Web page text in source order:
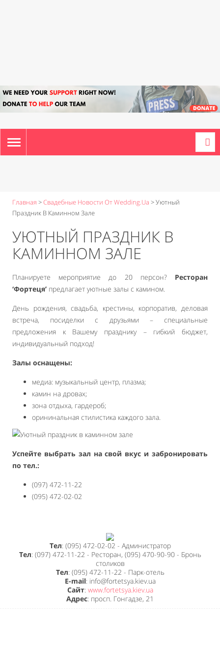
TOGGLE
NAVIGATION
Главная >Свадебные Новости От Wedding.ua >Уютный
Праздник В Каминном Зале
УЮТНЫЙ ПРАЗДНИК В
КАМИННОМ ЗАЛЕ
Планируете мероприятие до 20 персон? Ресторан
‘Фортеця’ предлагает уютные залы с камином.
День рождения, свадьба, крестины, корпоратив, деловая
встреча, посиделки с друзьями – специальные
предложения к Вашему празднику – гибкий бюджет,
индивидуальный подход!
Залы оснащены:
медиа: музыкальный центр, плазма;
камин на дровах;
зона отдыха, гардероб;
орининальная стилистика каждого зала.
Успейте выбрать зал на свой вкус и забронировать
по тел.:
(097) 472-11-22
(095) 472-02-02
Тел: (095) 472-02-02 - Администратор
Тел: (097) 472-11-22 - Ресторан, (095) 470-90-90 - Бронь
столиков
Тел: (095) 472-11-22 - Парк-отель
E-mail: info@fortetsya.kiev.ua
Сайт: www.fortetsya.kiev.ua
Адрес: просп. Гонгадзе, 21